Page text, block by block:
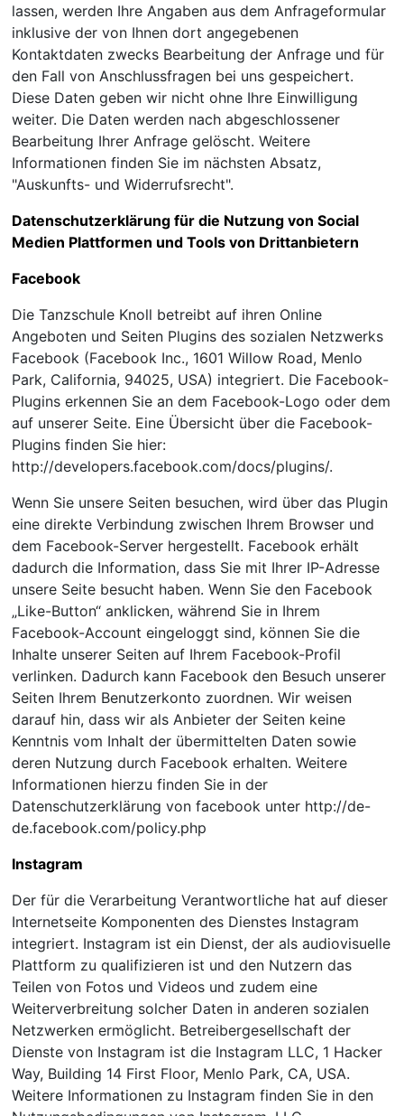
lassen, werden Ihre Angaben aus dem Anfrageformular
inklusive der von Ihnen dort angegebenen
Kontaktdaten zwecks Bearbeitung der Anfrage und für
den Fall von Anschlussfragen bei uns gespeichert.
Diese Daten geben wir nicht ohne Ihre Einwilligung
weiter. Die Daten werden nach abgeschlossener
Bearbeitung Ihrer Anfrage gelöscht. Weitere
Informationen finden Sie im nächsten Absatz,
"Auskunfts- und Widerrufsrecht".
Datenschutzerklärung für die Nutzung von Social
Medien Plattformen und Tools von Drittanbietern
Facebook
Die Tanzschule Knoll betreibt auf ihren Online
Angeboten und Seiten Plugins des sozialen Netzwerks
Facebook (Facebook Inc., 1601 Willow Road, Menlo
Park, California, 94025, USA) integriert. Die Facebook-
Plugins erkennen Sie an dem Facebook-Logo oder dem
auf unserer Seite. Eine Übersicht über die Facebook-
Plugins finden Sie hier:
http://developers.facebook.com/docs/plugins/.
Wenn Sie unsere Seiten besuchen, wird über das Plugin
eine direkte Verbindung zwischen Ihrem Browser und
dem Facebook-Server hergestellt. Facebook erhält
dadurch die Information, dass Sie mit Ihrer IP-Adresse
unsere Seite besucht haben. Wenn Sie den Facebook
„Like-Button“ anklicken, während Sie in Ihrem
Facebook-Account eingeloggt sind, können Sie die
Inhalte unserer Seiten auf Ihrem Facebook-Profil
verlinken. Dadurch kann Facebook den Besuch unserer
Seiten Ihrem Benutzerkonto zuordnen. Wir weisen
darauf hin, dass wir als Anbieter der Seiten keine
Kenntnis vom Inhalt der übermittelten Daten sowie
deren Nutzung durch Facebook erhalten. Weitere
Informationen hierzu finden Sie in der
Datenschutzerklärung von facebook unter http://de-
de.facebook.com/policy.php
Instagram
Der für die Verarbeitung Verantwortliche hat auf dieser
Internetseite Komponenten des Dienstes Instagram
integriert. Instagram ist ein Dienst, der als audiovisuelle
Plattform zu qualifizieren ist und den Nutzern das
Teilen von Fotos und Videos und zudem eine
Weiterverbreitung solcher Daten in anderen sozialen
Netzwerken ermöglicht. Betreibergesellschaft der
Dienste von Instagram ist die Instagram LLC, 1 Hacker
Way, Building 14 First Floor, Menlo Park, CA, USA.
Weitere Informationen zu Instagram finden Sie in den